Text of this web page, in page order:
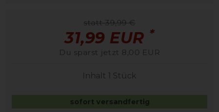
statt 39,99 €
31,99 EUR *
Du sparst jetzt 8,00 EUR
Inhalt 1 Stück
sofort versandfertig